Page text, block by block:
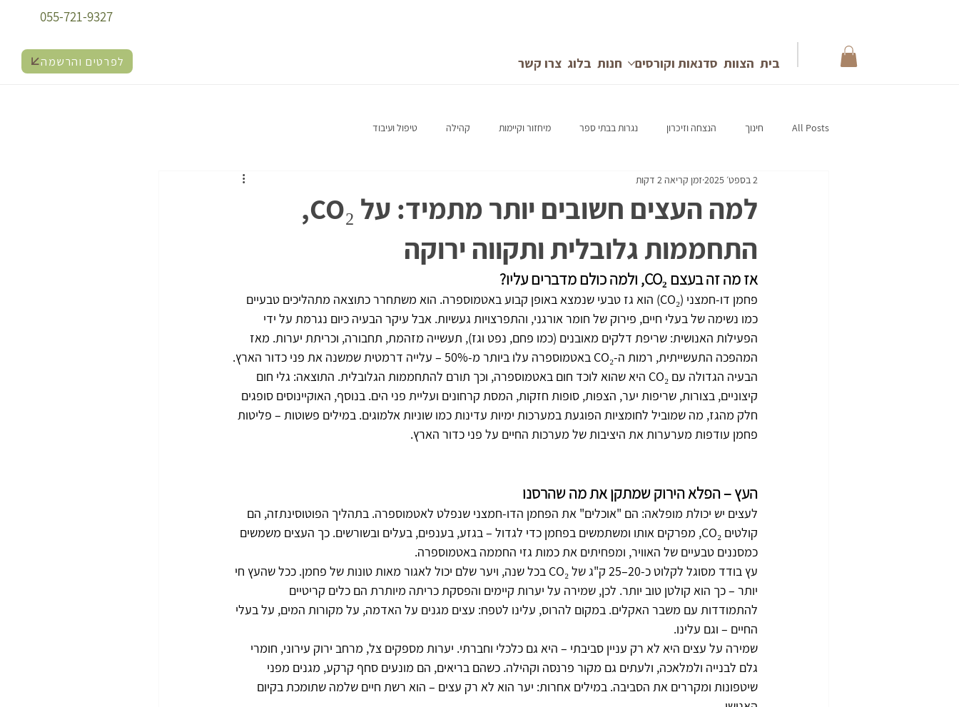
055-721-9327
לפרטים והרשמה בית הצוות סדנאות וקורסים חנות בלוג צרו קשר
All Posts חינוך הנצחה וזיכרון נגרות בבתי ספר מיחזור וקיימות קהילה טיפול ועיבוד
למה העצים חשובים יותר מתמיד: על CO₂,
התחממות גלובלית ותקווה ירוקה
2 בספט׳ 2025 זמן קריאה 2 דקות
אז מה זה בעצם CO₂, ולמה כולם מדברים עליו?
פחמן דו-חמצני (CO₂) הוא גז טבעי שנמצא באופן קבוע באטמוספרה. הוא משתחרר כתוצאה מתהליכים טבעיים
כמו נשימה של בעלי חיים, פירוק של חומר אורגני, והתפרצויות געשיות. אבל עיקר הבעיה כיום נגרמת על ידי
הפעילות האנושית: שריפת דלקים מאובנים (כמו פחם, נפט וגז), תעשייה מזהמת, תחבורה, וכריתת יערות. מאז
המהפכה התעשייתית, רמות ה-CO₂ באטמוספרה עלו ביותר מ-50% – עלייה דרמטית שמשנה את פני כדור הארץ.
הבעיה הגדולה עם CO₂ היא שהוא לוכד חום באטמוספרה, וכך תורם להתחממות הגלובלית. התוצאה: גלי חום
קיצוניים, בצורות, שריפות יער, הצפות, סופות חזקות, המסת קרחונים ועליית פני הים. בנוסף, האוקיינוסים סופגים
חלק מהגז, מה שמוביל לחומציות הפוגעת במערכות ימיות עדינות כמו שוניות אלמוגים. במילים פשוטות – פליטות
פחמן עודפות מערערות את היציבות של מערכות החיים על פני כדור הארץ.
העץ – הפלא הירוק שמתקן את מה שהרסנו
לעצים יש יכולת מופלאה: הם "אוכלים" את הפחמן הדו-חמצני שנפלט לאטמוספרה. בתהליך הפוטוסינתזה, הם
קולטים CO₂, מפרקים אותו ומשתמשים בפחמן כדי לגדול – בגזע, בענפים, בעלים ובשורשים. כך העצים משמשים
כמסננים טבעיים של האוויר, ומפחיתים את כמות גזי החממה באטמוספרה.
עץ בודד מסוגל לקלוט כ-20–25 ק"ג של CO₂ בכל שנה, ויער שלם יכול לאגור מאות טונות של פחמן. ככל שהעץ חי
יותר – כך הוא קולטן טוב יותר. לכן, שמירה על יערות קיימים והפסקת כריתה מיותרת הם כלים קריטיים
להתמודדות עם משבר האקלים. במקום להרוס, עלינו לטפח: עצים מגנים על האדמה, על מקורות המים, על בעלי
החיים – וגם עלינו.
שמירה על עצים היא לא רק עניין סביבתי – היא גם כלכלי וחברתי. יערות מספקים צל, מרחב ירוק עירוני, חומרי
גלם לבנייה ולמלאכה, ולעתים גם מקור פרנסה וקהילה. כשהם בריאים, הם מונעים סחף קרקע, מגנים מפני
שיטפונות ומקררים את הסביבה. במילים אחרות: יער הוא לא רק עצים – הוא רשת חיים שלמה שתומכת בקיום